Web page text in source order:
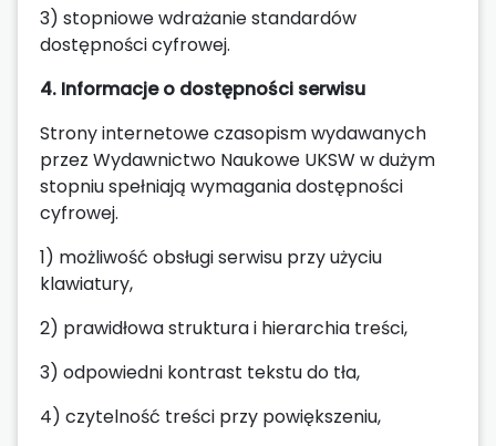
3) stopniowe wdrażanie standardów
dostępności cyfrowej.
4. Informacje o dostępności serwisu
Strony internetowe czasopism wydawanych
przez Wydawnictwo Naukowe UKSW w dużym
stopniu spełniają wymagania dostępności
cyfrowej.
1) możliwość obsługi serwisu przy użyciu
klawiatury,
2) prawidłowa struktura i hierarchia treści,
3) odpowiedni kontrast tekstu do tła,
4) czytelność treści przy powiększeniu,